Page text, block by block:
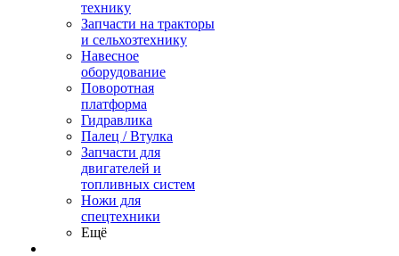
технику
Запчасти на тракторы
и сельхозтехнику
Навесное
оборудование
Поворотная
платформа
Гидравлика
Палец / Втулка
Запчасти для
двигателей и
топливных систем
Ножи для
спецтехники
Ещё